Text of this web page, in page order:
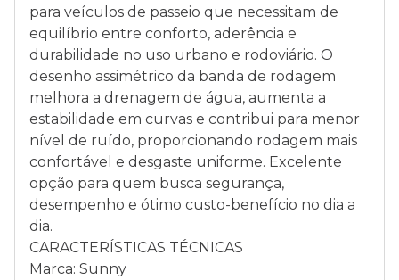
para veículos de passeio que necessitam de
equilíbrio entre conforto, aderência e
durabilidade no uso urbano e rodoviário. O
desenho assimétrico da banda de rodagem
melhora a drenagem de água, aumenta a
estabilidade em curvas e contribui para menor
nível de ruído, proporcionando rodagem mais
confortável e desgaste uniforme. Excelente
opção para quem busca segurança,
desempenho e ótimo custo-benefício no dia a
dia.
CARACTERÍSTICAS TÉCNICAS
Marca: Sunny